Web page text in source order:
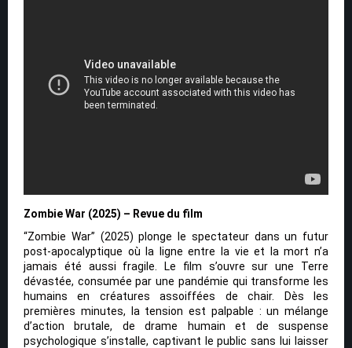
Zombie War (2025) – Revue du film
“Zombie War” (2025) plonge le spectateur dans un futur
post-apocalyptique où la ligne entre la vie et la mort n’a
jamais été aussi fragile. Le film s’ouvre sur une Terre
dévastée, consumée par une pandémie qui transforme les
humains en créatures assoiffées de chair. Dès les
premières minutes, la tension est palpable : un mélange
d’action brutale, de drame humain et de suspense
psychologique s’installe, captivant le public sans lui laisser